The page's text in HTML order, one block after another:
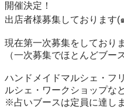
開催決定！
出店者様募集しております(๑
現在第一次募集をしておりま
（一次募集でほとんどブー
ハンドメイドマルシェ・フ
ルシェ・ワークショップな
※占いブースは定員に達しま